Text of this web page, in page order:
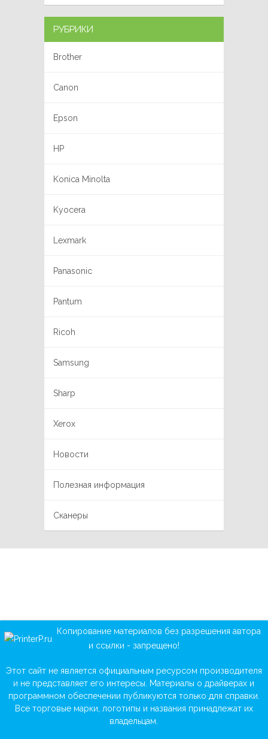
РУБРИКИ
Brother
Canon
Epson
HP
Konica Minolta
Kyocera
Lexmark
Panasonic
Pantum
Ricoh
Samsung
Sharp
Xerox
Новости
Полезная информация
Сканеры
Копирование материалов без разрешения автора
и ссылки - запрещено!
Этот сайт не является официальным ресурсом производителя
и не представляет его интересы. Материалы о драйверах и
программном обеспечении публикуются только для справки.
Все торговые марки, логотипы и названия принадлежат их
владельцам.